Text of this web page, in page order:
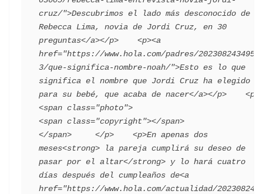
cruz/">Descubrimos el lado más desconocido de
Rebecca Lima, novia de Jordi Cruz, en 30
preguntas</a></p>    <p><a
href="https://www.hola.com/padres/2023082434952
3/que-significa-nombre-noah/">Esto es lo que
significa el nombre que Jordi Cruz ha elegido
para su bebé, que acaba de nacer</a></p>    <p>
<span class="photo">
<span class="copyright"></span>
</span>     </p>    <p>En apenas dos
meses<strong> la pareja cumplirá su deseo de
pasar por el altar</strong> y lo hará cuatro
días después del cumpleaños de<a
href="https://www.hola.com/actualidad/202308242